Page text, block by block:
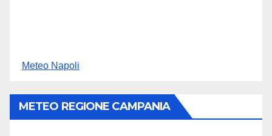
Meteo Napoli
METEO REGIONE CAMPANIA